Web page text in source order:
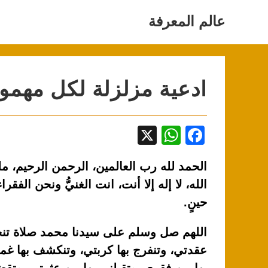
عالم المعرفة
ادعية مزلزلة لكل
F
c
e
b
o
o
W
at
s
p
p
الحمد لله رب العالمين، الرحمن الرحيم،
الله، لا إله إلا أنت، انت الغنيُّ ونحن
حينٍ.
اللهم صل وسلم على سيدنا محمد صلاة
عقدتي، وتنفرج بها كربتي، وتنكشف بها